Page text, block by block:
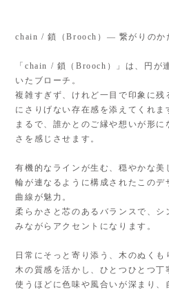
chain / 鎖（Brooch）— 繋がりのか
「chain / 鎖（Brooch）」は、円が
いたブローチ。
複雑すぎず、けれど一目で印象に
にさりげない存在感を添えてくれま
まるで、誰かとのご縁や想いが形
さを感じさせます。
有機的なラインが生む、穏やかな美
輪が連なるように構成されたこのデ
曲線が魅力。
柔らかさと芯のあるバランスで、シ
みながらアクセントになります。
日常にそっと寄り添う、木のぬくも
木の質感を活かし、ひとつひとつ丁
使うほどに色味や風合いが深まり、